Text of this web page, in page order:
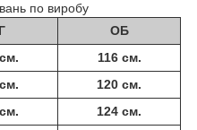
по виробу
ОБ
116 см.
120 см.
124 см.